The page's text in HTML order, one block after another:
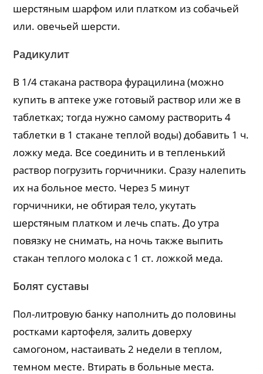
шерстяным шарфом или платком из собачьей
или. овечьей шерсти.
Радикулит
В 1/4 стакана раствора фурацилина (можно
купить в аптеке уже готовый раствор или же в
таблетках; тогда нужно самому растворить 4
таблетки в 1 стакане теплой воды) добавить 1 ч.
ложку меда. Все соединить и в тепленький
раствор погрузить горчичники. Сразу налепить
их на больное место. Через 5 минут
горчичники, не обтирая тело, укутать
шерстяным платком и лечь спать. До утра
повязку не снимать, на ночь также выпить
стакан теплого молока с 1 ст. ложкой меда.
Болят суставы
Пол-литровую банку наполнить до половины
ростками картофеля, залить доверху
самогоном, настаивать 2 недели в теплом,
темном месте. Втирать в больные места.